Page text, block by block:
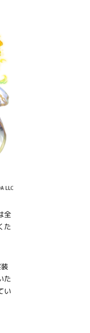
全
た
た
い